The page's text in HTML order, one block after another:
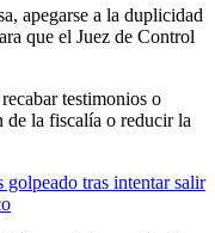
apegarse a la duplicidad
que el Juez de Control
testimonios o
de la fiscalía o reducir la
golpeado tras intentar salir